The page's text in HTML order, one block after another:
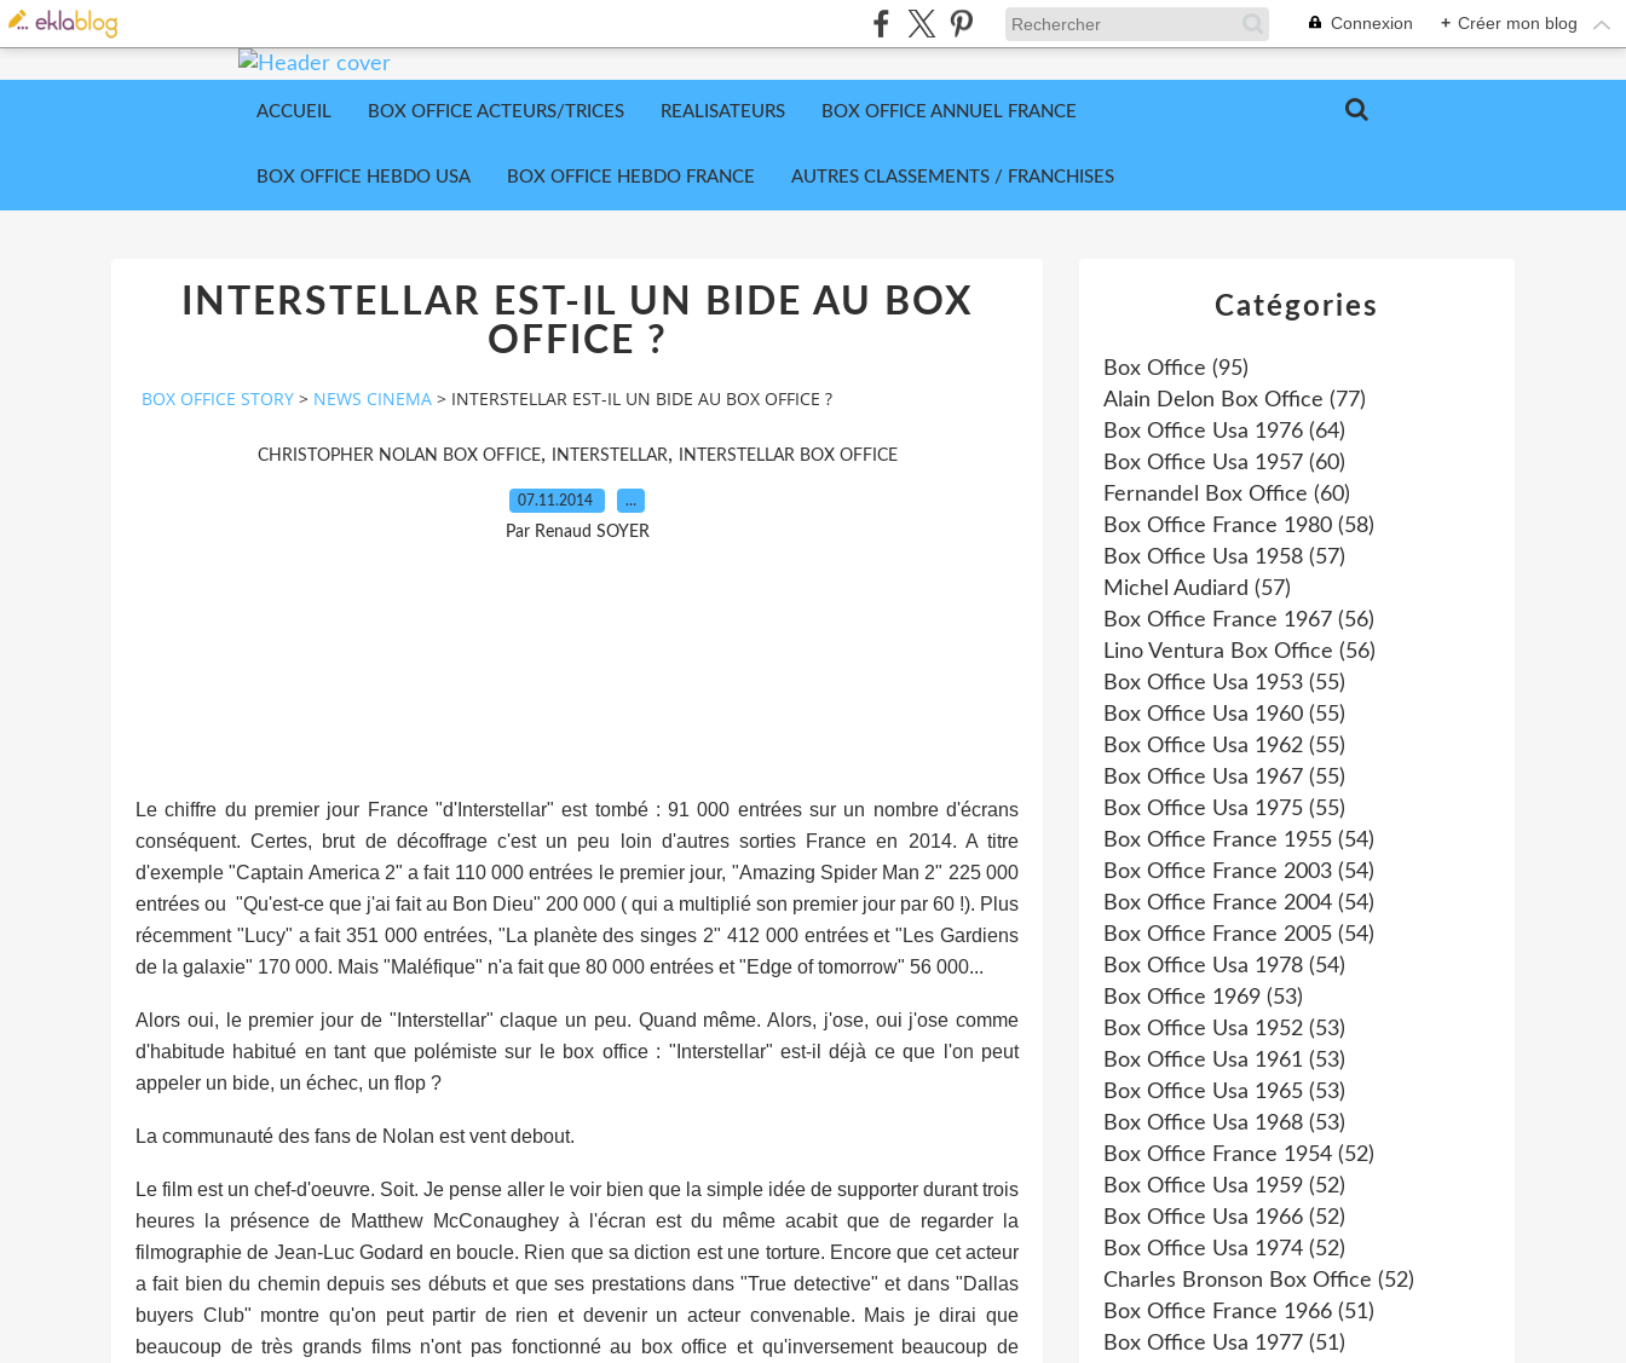
Connexion + Créer mon blog
ACCUEIL BOX OFFICE ACTEURS/TRICES REALISATEURS BOX OFFICE ANNUEL FRANCE
BOX OFFICE HEBDO USA BOX OFFICE HEBDO FRANCE AUTRES CLASSEMENTS / FRANCHISES
INTERSTELLAR EST-IL UN BIDE AU BOX
OFFICE ?
BOX OFFICE STORY > NEWS CINEMA > INTERSTELLAR EST-IL UN BIDE AU BOX OFFICE ?
CHRISTOPHER NOLAN BOX OFFICE, INTERSTELLAR, INTERSTELLAR BOX OFFICE
07.11.2014 …
Par Renaud SOYER
Le chiffre du premier jour France "d'Interstellar" est tombé : 91 000 entrées sur un nombre d'écrans
conséquent. Certes, brut de décoffrage c'est un peu loin d'autres sorties France en 2014. A titre
d'exemple "Captain America 2" a fait 110 000 entrées le premier jour, "Amazing Spider Man 2" 225 000
entrées ou "Qu'est-ce que j'ai fait au Bon Dieu" 200 000 ( qui a multiplié son premier jour par 60 !). Plus
récemment "Lucy" a fait 351 000 entrées, "La planète des singes 2" 412 000 entrées et "Les Gardiens
de la galaxie" 170 000. Mais "Maléfique" n'a fait que 80 000 entrées et "Edge of tomorrow" 56 000...
Alors oui, le premier jour de "Interstellar" claque un peu. Quand même. Alors, j'ose, oui j'ose comme
d'habitude habitué en tant que polémiste sur le box office : "Interstellar" est-il déjà ce que l'on peut
appeler un bide, un échec, un flop ?
La communauté des fans de Nolan est vent debout.
Le film est un chef-d'oeuvre. Soit. Je pense aller le voir bien que la simple idée de supporter durant trois
heures la présence de Matthew McConaughey à l'écran est du même acabit que de regarder la
filmographie de Jean-Luc Godard en boucle. Rien que sa diction est une torture. Encore que cet acteur
a fait bien du chemin depuis ses débuts et que ses prestations dans "True detective" et dans "Dallas
buyers Club" montre qu'on peut partir de rien et devenir un acteur convenable. Mais je dirai que
beaucoup de très grands films n'ont pas fonctionné au box office et qu'inversement beaucoup de
Catégories
Box Office (95)
Alain Delon Box Office (77)
Box Office Usa 1976 (64)
Box Office Usa 1957 (60)
Fernandel Box Office (60)
Box Office France 1980 (58)
Box Office Usa 1958 (57)
Michel Audiard (57)
Box Office France 1967 (56)
Lino Ventura Box Office (56)
Box Office Usa 1953 (55)
Box Office Usa 1960 (55)
Box Office Usa 1962 (55)
Box Office Usa 1967 (55)
Box Office Usa 1975 (55)
Box Office France 1955 (54)
Box Office France 2003 (54)
Box Office France 2004 (54)
Box Office France 2005 (54)
Box Office Usa 1978 (54)
Box Office 1969 (53)
Box Office Usa 1952 (53)
Box Office Usa 1961 (53)
Box Office Usa 1965 (53)
Box Office Usa 1968 (53)
Box Office France 1954 (52)
Box Office Usa 1959 (52)
Box Office Usa 1966 (52)
Box Office Usa 1974 (52)
Charles Bronson Box Office (52)
Box Office France 1966 (51)
Box Office Usa 1977 (51)